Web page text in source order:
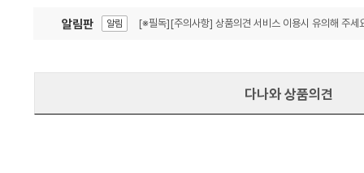
알림판 알림 [※필독][주의사항] 상품의견 서비스 이용시 유의해 주세
다나와 상품의견